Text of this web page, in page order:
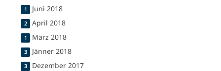
1 Juni 2018
2 April 2018
1 März 2018
3 Jänner 2018
3 Dezember 2017